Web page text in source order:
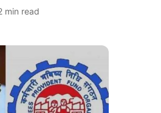
min read